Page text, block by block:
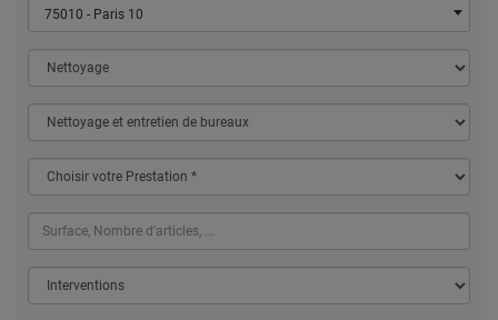
75010 - Paris 10